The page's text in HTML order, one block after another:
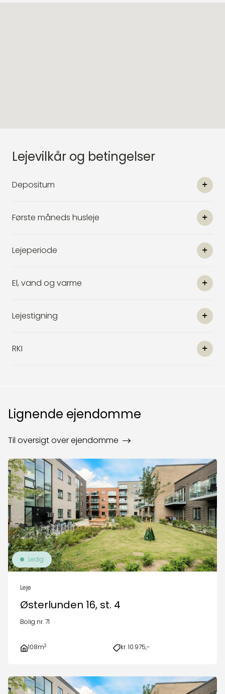
Lejevilkår og betingelser
Depositum
Første måneds husleje
Lejeperiode
El, vand og varme
Lejestigning
RKI
Lignende ejendomme
Til oversigt over ejendomme
Ledig
Leje
Østerlunden 16, st. 4
Bolig nr. 71
108m2 kr. 10.975,-